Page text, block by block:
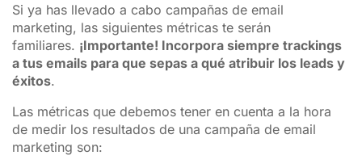
Si ya has llevado a cabo campañas de email
marketing, las siguientes métricas te serán
familiares. ¡Importante! Incorpora siempre trackings
a tus emails para que sepas a qué atribuir los leads y
éxitos.
Las métricas que debemos tener en cuenta a la hora
de medir los resultados de una campaña de email
marketing son: